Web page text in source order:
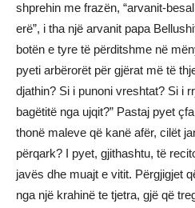
shprehin me frazën, “arvanit-
erë”, i tha një arvanit papa
botën e tyre të përditshme në
pyeti arbërorët për gjërat më të
djathin? Si i punoni vreshtat? Si i
bagëtitë nga ujqit?” Pastaj pyet
thonë maleve që kanë afër, cilët
përqark? I pyet, gjithashtu, të
javës dhe muajt e vitit. Përgjigjet
nga një krahinë te tjetra, gjë që